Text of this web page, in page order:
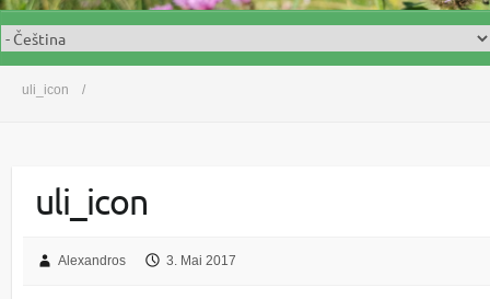
e
n
uli_icon
uli_icon
Alexandros 3. Mai 2017